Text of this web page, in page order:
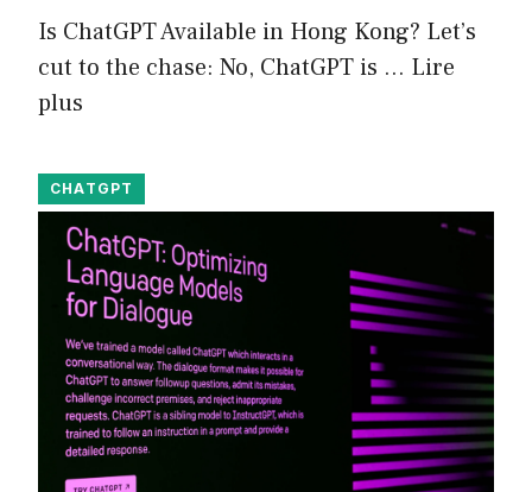
Is ChatGPT Available in Hong Kong? Let’s
cut to the chase: No, ChatGPT is … Lire
plus
CHATGPT